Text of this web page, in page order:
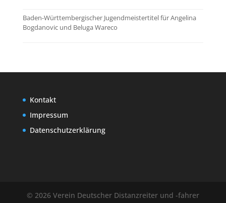
Baden-Württembergischer Jugendmeistertitel für Angelina
Bogdanovic und Beluga Wareco
Kontakt
Impressum
Datenschutzerklärung
© 2026 Verein Deutscher Distanzreiter und -fahrer